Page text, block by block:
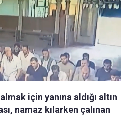
için yanına aldığı altın
namaz kılarken çalınan